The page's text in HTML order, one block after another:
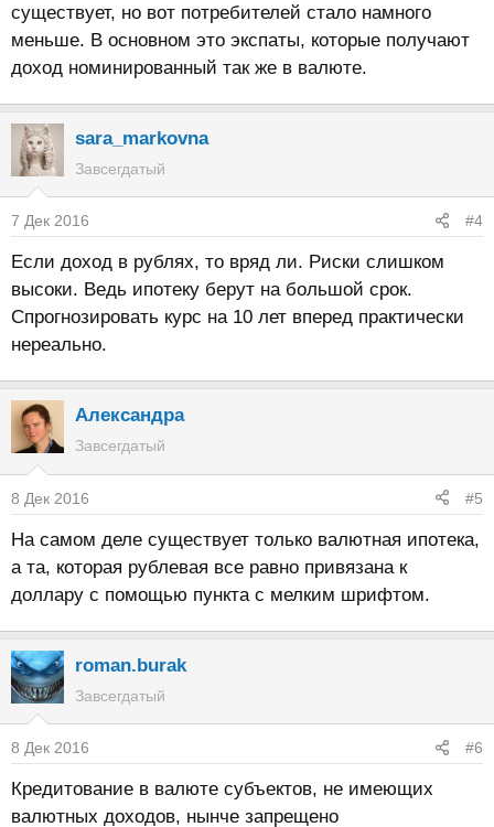
существует, но вот потребителей стало намного
меньше. В основном это экспаты, которые получают
доход номинированный так же в валюте.
sara_markovna
Завсегдатый
7 Дек 2016 #4
Если доход в рублях, то вряд ли. Риски слишком
высоки. Ведь ипотеку берут на большой срок.
Спрогнозировать курс на 10 лет вперед практически
нереально.
Александра
Завсегдатый
8 Дек 2016 #5
На самом деле существует только валютная ипотека,
а та, которая рублевая все равно привязана к
доллару с помощью пункта с мелким шрифтом.
roman.burak
Завсегдатый
8 Дек 2016 #6
Кредитование в валюте субъектов, не имеющих
валютных доходов, нынче запрещено